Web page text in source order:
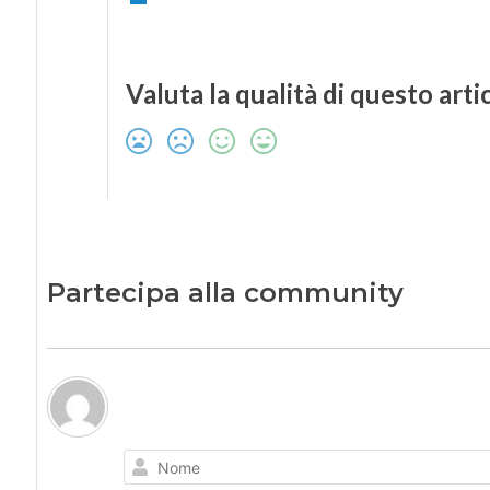
Valuta la qualità di questo
Partecipa alla community